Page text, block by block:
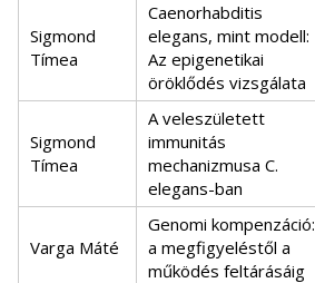
Sigmond
Tímea
Caenorhabditis
elegans, mint modell:
Az epigenetikai
öröklődés vizsgálata
Sigmond
Tímea
A veleszületett
immunitás
mechanizmusa C.
elegans-ban
Varga Máté
Genomi kompenzáció:
a megfigyeléstől a
működés feltárásáig